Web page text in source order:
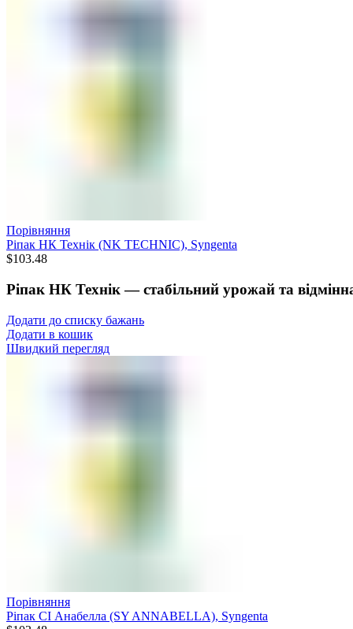
Порівняння
Ріпак НК Технік (NK TECHNIC), Syngenta
$103.48
Ріпак НК Технік — стабільний урожай та
Додати до списку бажань
Додати в кошик
Швидкий перегляд
Порівняння
Ріпак СІ Анабелла (SY ANNABELLA), Syngenta